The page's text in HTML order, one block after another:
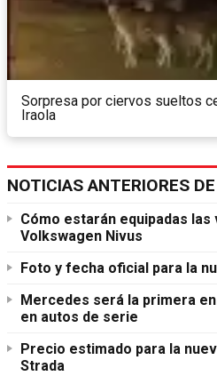
Sorpresa por ciervos sueltos
Iraola
NOTICIAS ANTERIORES
Cómo estarán equipadas las
Volkswagen Nivus
Foto y fecha oficial para la
Mercedes será la primera
en autos de serie
Precio estimado para la
Strada